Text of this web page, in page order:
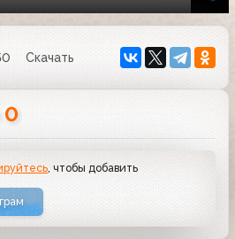
Скачать
0
, чтобы добавить